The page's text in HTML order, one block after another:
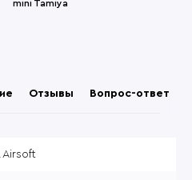
mini Tamiya
Отзывы Вопрос-ответ
Airsoft